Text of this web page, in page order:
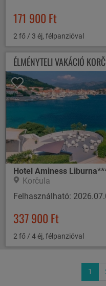
171 900 Ft
2 fő / 3 éj, félpanzióval
ÉLMÉNYTELI VAKÁCIÓ
Hotel Aminess
Korčula
Felhasználható:
337 900 Ft
2 fő / 4 éj, félpanzióval
1